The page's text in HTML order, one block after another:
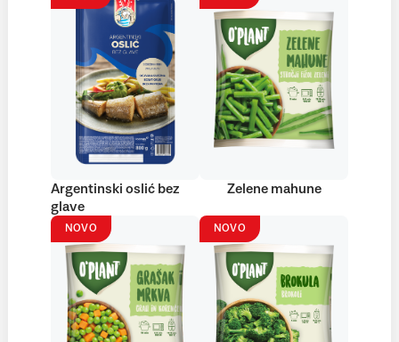
Argentinski oslić bez
glave
Zelene mahune
NOVO NOVO